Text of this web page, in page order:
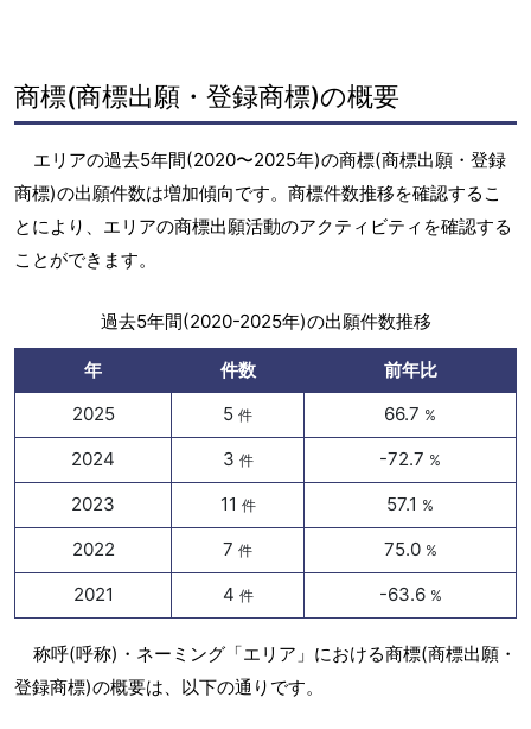
商標(商標出願・登録商標)の概要
エリアの過去5年間(2020〜2025年)の商標(商標出願・登録
商標)の出願件数は増加傾向です。商標件数推移を確認するこ
とにより、エリアの商標出願活動のアクティビティを確認する
ことができます。
過去5年間(2020-2025年)の出願件数推移
年 件数
前年比
2025
5 件 66.7 %
2024 3 件 -72.7 %
2023 11 件 57.1 %
2022 7 件 75.0 %
2021 4 件 -63.6 %
称呼(呼称)・ネーミング「エリア」における商標(商標出願・
登録商標)の概要は、以下の通りです。